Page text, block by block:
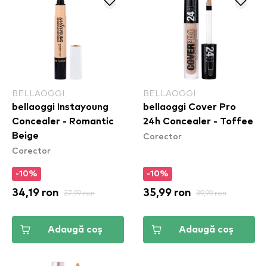
BELLAOGGI
bellaoggi Instayoung
Concealer - Romantic
Beige
Corector
-10%
34,19 ron 37,99 ron
Adaugă coș
BELLAOGGI
bellaoggi Cover Pro
24h Concealer - Toffee
Corector
-10%
35,99 ron 39,99 ron
Adaugă coș